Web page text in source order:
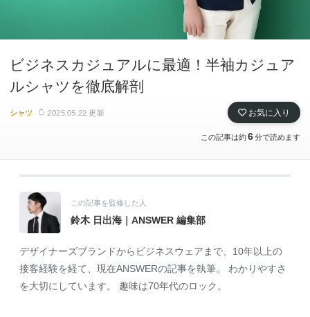
ビジネスカジュアルに最適！半袖カジュア
ルシャツを徹底解剖
シャツ 2025.05.22 更新 お気に入り
この記事は約6分で読めます
この記事を監修した人
鈴木 日出海｜ANSWER 編集部
デザイナーズブランドからビジネスウェアまで、10年以上の
接客経験を経て、現在ANSWERの記事を執筆。 わかりやすさ
を大切にしています。 趣味は70年代のロック。